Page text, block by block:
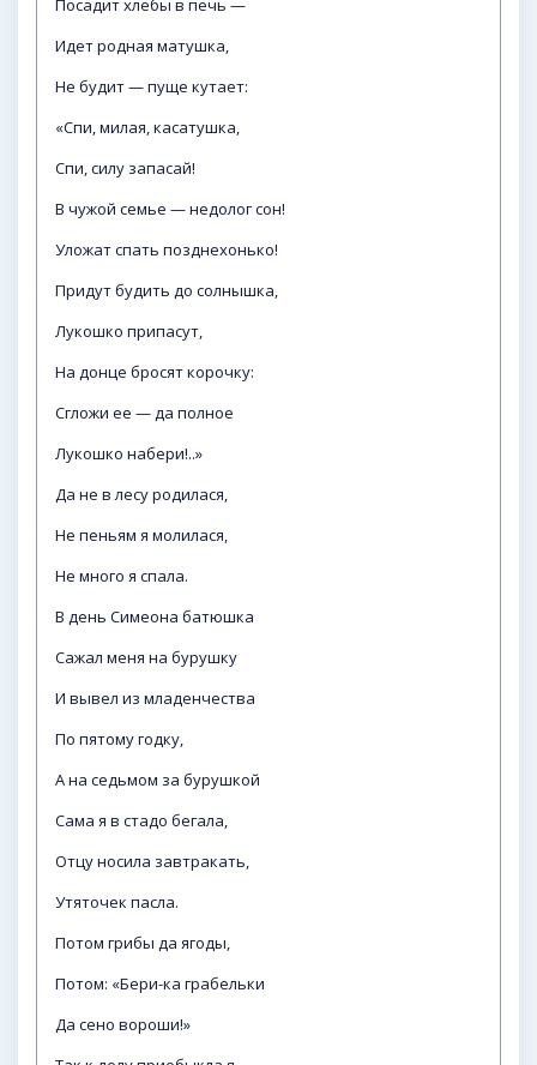
Посадит хлебы в печь —
Идет родная матушка,
Не будит — пуще кутает:
«Спи, милая, касатушка,
Спи, силу запасай!
В чужой семье — недолог сон!
Уложат спать позднехонько!
Придут будить до солнышка,
Лукошко припасут,
На донце бросят корочку:
Сгложи ее — да полное
Лукошко набери!..»
Да не в лесу родилася,
Не пеньям я молилася,
Не много я спала.
В день Симеона батюшка
Сажал меня на бурушку
И вывел из младенчества
По пятому годку,
А на седьмом за бурушкой
Сама я в стадо бегала,
Отцу носила завтракать,
Утяточек пасла.
Потом грибы да ягоды,
Потом: «Бери-ка грабельки
Да сено вороши!»